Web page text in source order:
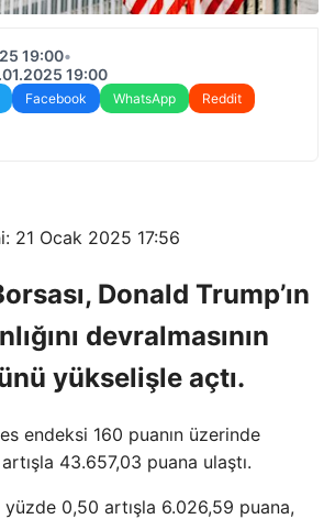
19:00•
19:00
Facebook WhatsApp
Reddit
21 Ocak 2025 17:56
Donald Trump’ın
devralmasının
yükselişle açtı.
endeksi 160 puanın üzerinde
43.657,03 puana ulaştı.
0,50 artışla 6.026,59 puana,